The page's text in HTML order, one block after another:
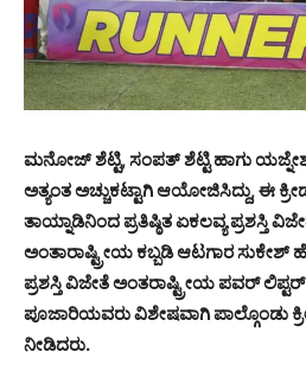
ಮನೋಜ್ ಶೆಟ್ಟಿ, ಸಂಪತ್ ಶೆಟ್ಟಿ ಹಾಗು
ಅತ್ಯಂತ ಅಚ್ಚುಕಟ್ಟಾಗಿ ಆಯೋಜಿಸಿದ್ದು, ಈ
ತಾಯ್ನಾಡಿನಿಂದ ಪ್ರತಿಷ್ಠಿತ ಏಕಲವ್ಯ ಪ್ರಶಸ್ತಿ
ಅಂತಾರಾಷ್ಟ್ರೀಯ ಕಬ್ಬಡಿ ಆಟಗಾರ ಸುಕೇಶ್
ಪ್ರಶಸ್ತಿ ವಿಜೇತೆ ಅಂತರಾಷ್ಟ್ರೀಯ ಪವರ್
ಪೂಜಾರಿಯವರು ವಿಶೇಷವಾಗಿ ಪಾಲ್ಗೊಂಡು
ನೀಡಿದರು.